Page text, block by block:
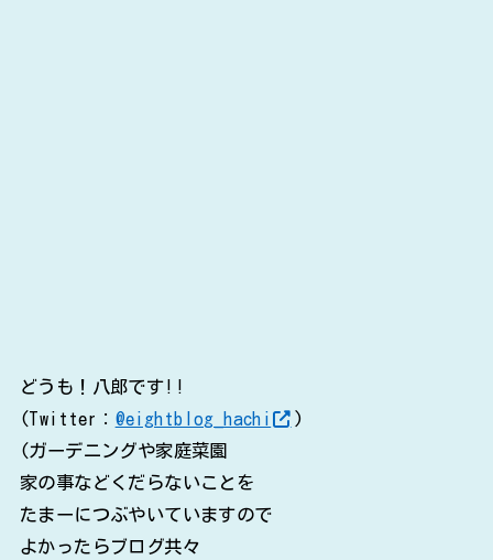
どうも！八郎です!!
(Twitter： @eightblog_hachi
)
(ガーデニングや家庭菜園
家の事などくだらないことを
たまーにつぶやいていますので
よかったらブログ共々